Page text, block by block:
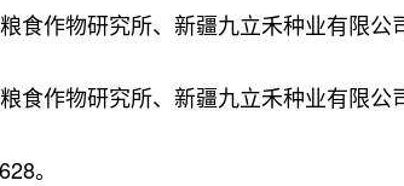
食作物研究所、新疆九立禾种业有限公
食作物研究所、新疆九立禾种业有限公
。